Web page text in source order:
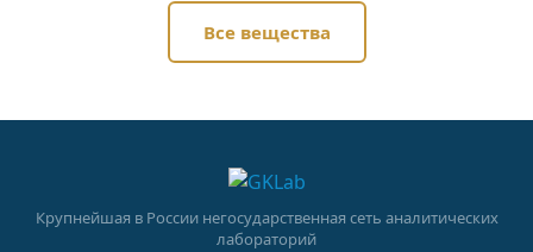
Все вещества
Крупнейшая в России негосударственная сеть аналитических
лабораторий